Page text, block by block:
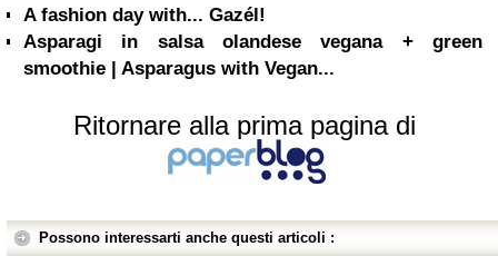
A fashion day with... Gazél!
Asparagi in salsa olandese vegana + green
smoothie | Asparagus with Vegan...
Ritornare alla prima pagina di
Possono interessarti anche questi articoli :